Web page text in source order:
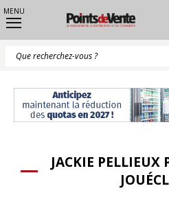
MENU
JACKIE PELLIEUX